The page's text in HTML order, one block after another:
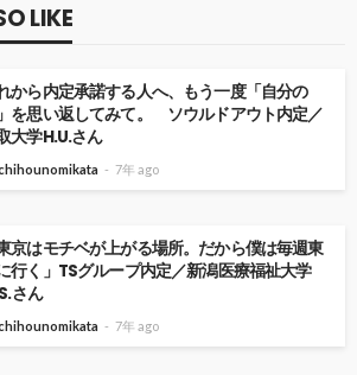
LIKE
から内定承諾する人へ、もう一度「自分の
を思い返してみて。 ソウルドアウト内定／
大学H.U.さん
7年 ago
東京はモチベが上がる場所。だから僕は毎週東
行く」TSグループ内定／新潟医療福祉大学
さん
7年 ago